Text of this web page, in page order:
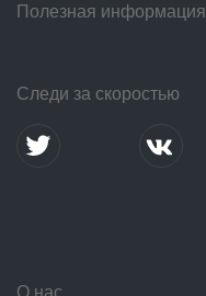
Полезная информация
Следи за скоростью
О нас